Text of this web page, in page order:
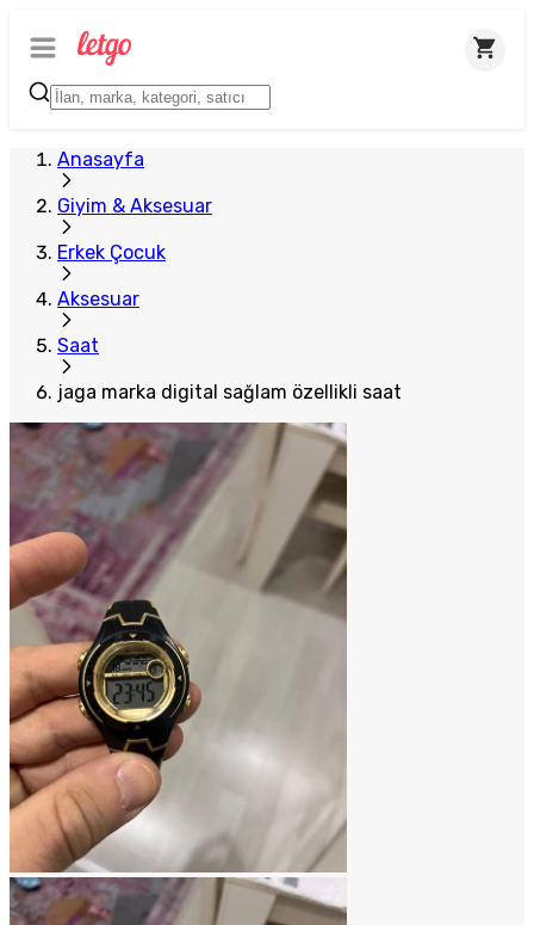
Anasayfa
Giyim & Aksesuar
Erkek Çocuk
Aksesuar
Saat
jaga marka digital sağlam özellikli saat